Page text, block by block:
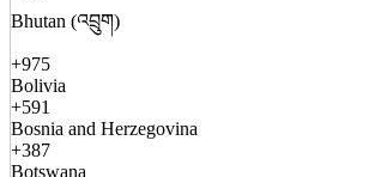
Bhutan (འབྲུག)
+975
Bolivia
+591
Bosnia and Herzegovina
+387
Botswana